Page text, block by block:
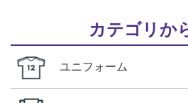
カテゴリか
ユニフォーム